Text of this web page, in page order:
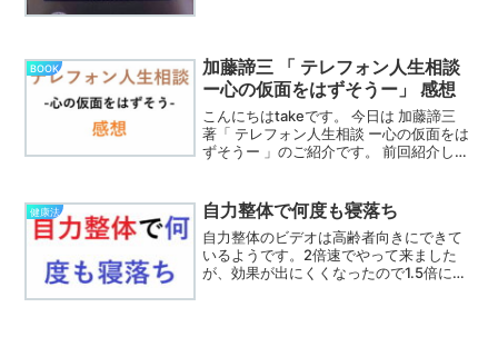
年間飲んだ感想です。
BOOK
加藤諦三 「 テレフォン人生相談
ー心の仮面をはずそうー」 感想
こんにちはtakeです。 今日は 加藤諦三
著「 テレフォン人生相談 ー心の仮面をは
ずそうー 」のご紹介です。 前回紹介した
相談を50年以上されており、本作はそこ
から誕生した2冊目の本です。
健康法 自力整体で何度も寝落ち
自力整体のビデオは高齢者向きにできて
いるようです。2倍速でやって来ました
が、効果が出にくくなったので1.5倍にし